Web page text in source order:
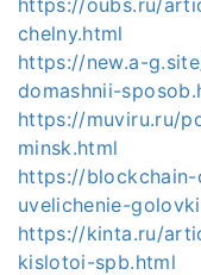
chelny.html
https://new.a-
domashnii-
https://muviru.ru/
minsk.html
https://
uvelichenie-
https://kinta.ru/
kislotoi-spb.html